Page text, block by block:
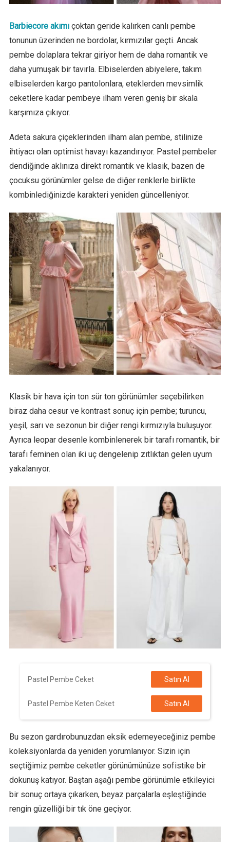
Barbiecore akımıçoktan geride kalırken canlı pembe
tonunun üzerinden ne bordolar, kırmızılar geçti. Ancak
pembe dolaplara tekrar giriyor hem de daha romantik ve
daha yumuşak bir tavırla. Elbiselerden abiyelere, takım
elbiselerden kargo pantolonlara, eteklerden mevsimlik
ceketlere kadar pembeye ilham veren geniş bir skala
karşımıza çıkıyor.
Adeta sakura çiçeklerinden ilham alan pembe, stilinize
ihtiyacı olan optimist havayı kazandırıyor. Pastel pembeler
dendiğinde aklınıza direkt romantik ve klasik, bazen de
çocuksu görünümler gelse de diğer renklerle birlikte
kombinlediğinizde karakteri yeniden güncelleniyor.
Klasik bir hava için ton sür ton görünümler seçebilirken
biraz daha cesur ve kontrast sonuç için pembe; turuncu,
yeşil, sarı ve sezonun bir diğer rengi kırmızıyla buluşuyor.
Ayrıca leopar desenle kombinlenerek bir tarafı romantik, bir
tarafı feminen olan iki uç dengelenip zıtlıktan gelen uyum
yakalanıyor.
Pastel Pembe Ceket Satın Al
Pastel Pembe Keten Ceket Satın Al
Bu sezon gardırobunuzdan eksik edemeyeceğiniz pembe
koleksiyonlarda da yeniden yorumlanıyor. Sizin için
seçtiğimiz pembe ceketler görünümünüze sofistike bir
dokunuş katıyor. Baştan aşağı pembe görünümle etkileyici
bir sonuç ortaya çıkarken, beyaz parçalarla eşleştiğinde
rengin güzelliği bir tık öne geçiyor.